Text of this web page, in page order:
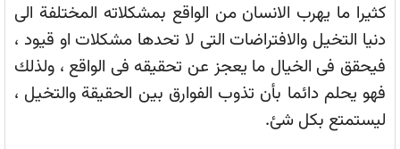
كثيرا ما يهرب الانسان من الواقع بمشكلاته المختلفة الى
دنيا التخيل والافتراضات التى لا تحدها مشكلات او قيود ،
فيحقق فى الخيال ما يعجز عن تحقيقه فى الواقع ، ولذلك
فهو يحلم دائما بأن تذوب الفوارق بين الحقيقة والتخيل ،
ليستمتع بكل شئ.